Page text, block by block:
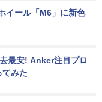
イール「M6」に新色
最安! Anker注目プロ
てみた